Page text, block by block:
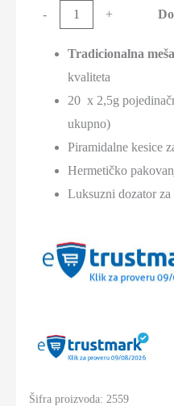
-
Breakfast
Luxury
Selection
količina
+
Tradicionalna
kvaliteta
20 x 2,5g
ukupno)
Piramidalne kesice
Hermetičko
Luksuzni dozator
Šifra proizvoda: 2559